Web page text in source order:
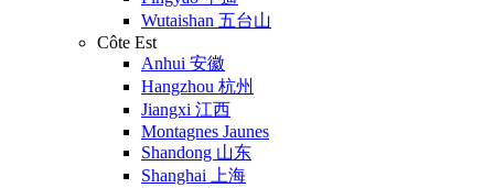
Wutaishan 五台山
Côte Est
Anhui 安徽
Hangzhou 杭州
Jiangxi 江西
Montagnes Jaunes
Shandong 山东
Shanghai 上海